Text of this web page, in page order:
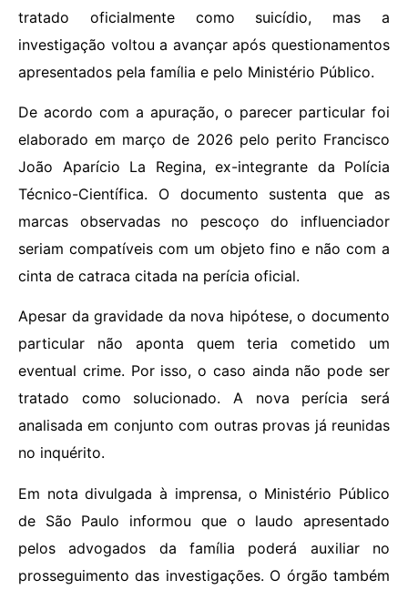
tratado oficialmente como suicídio, mas a
investigação voltou a avançar após questionamentos
apresentados pela família e pelo Ministério Público.
De acordo com a apuração, o parecer particular foi
elaborado em março de 2026 pelo perito Francisco
João Aparício La Regina, ex-integrante da Polícia
Técnico-Científica. O documento sustenta que as
marcas observadas no pescoço do influenciador
seriam compatíveis com um objeto fino e não com a
cinta de catraca citada na perícia oficial.
Apesar da gravidade da nova hipótese, o documento
particular não aponta quem teria cometido um
eventual crime. Por isso, o caso ainda não pode ser
tratado como solucionado. A nova perícia será
analisada em conjunto com outras provas já reunidas
no inquérito.
Em nota divulgada à imprensa, o Ministério Público
de São Paulo informou que o laudo apresentado
pelos advogados da família poderá auxiliar no
prosseguimento das investigações. O órgão também